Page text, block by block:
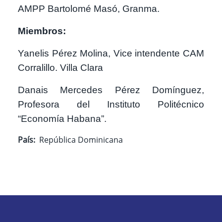
AMPP Bartolomé Masó, Granma.
Miembros:
Yanelis Pérez Molina, Vice intendente CAM
Corralillo. Villa Clara
Danais Mercedes Pérez Domínguez,
Profesora del Instituto Politécnico
“Economía Habana”.
País República Dominicana